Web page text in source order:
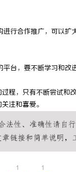
行合作推广，可以
台，要不断学习和改
程，只有不断尝试
注和喜爱。
1 1
觉激光打标系列：精